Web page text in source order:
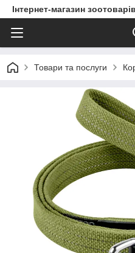
Інтернет-магазин
Товари та послуги